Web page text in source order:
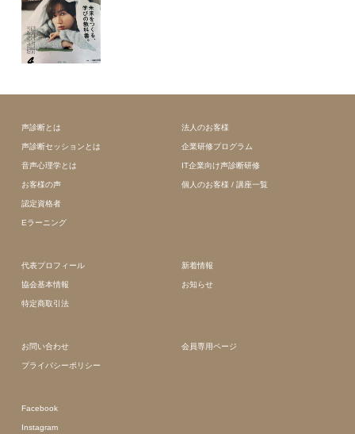
声診断とは
声診断セッションとは
音声心理学とは
お客様の声
認定資格者
Eラーニング
法人のお客様
企業研修プログラム
IT企業向け声診断研修
個人のお客様 / 講座一覧
代表プロフィール
協会基本情報
特定商取引法
新着情報
お知らせ
お問い合わせ
プライバシーポリシー
会員専用ページ
Facebook
Instagram